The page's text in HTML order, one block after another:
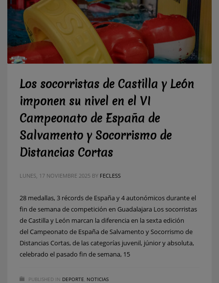
Los socorristas de Castilla y León
imponen su nivel en el VI
Campeonato de España de
Salvamento y Socorrismo de
Distancias Cortas
LUNES, 17 NOVIEMBRE 2025 BY FECLESS
28 medallas, 3 récords de España y 4 autonómicos durante el
fin de semana de competición en Guadalajara Los socorristas
de Castilla y León marcan la diferencia en la sexta edición
del Campeonato de España de Salvamento y Socorrismo de
Distancias Cortas, de las categorías juvenil, júnior y absoluta,
celebrado el pasado fin de semana, 15
PUBLISHED IN DEPORTE NOTICIAS